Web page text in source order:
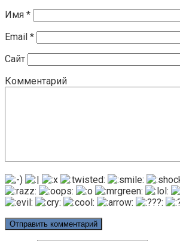
Имя *
Email *
Сайт
Комментарий